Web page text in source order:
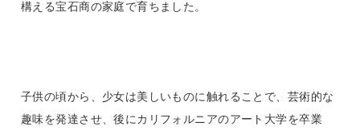
構える宝石商の家庭で育ちました。
子供の頃から、少女は美しいものに触れることで、芸術的な
趣味を発達させ、後にカリフォルニアのアート大学を卒業